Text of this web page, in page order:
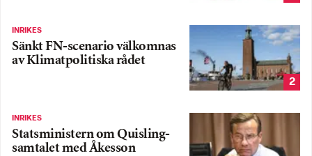
INRIKES
Sänkt FN-scenario välkomnas
av Klimatpolitiska rådet
2
INRIKES
Statsministern om Quisling-
samtalet med Åkesson